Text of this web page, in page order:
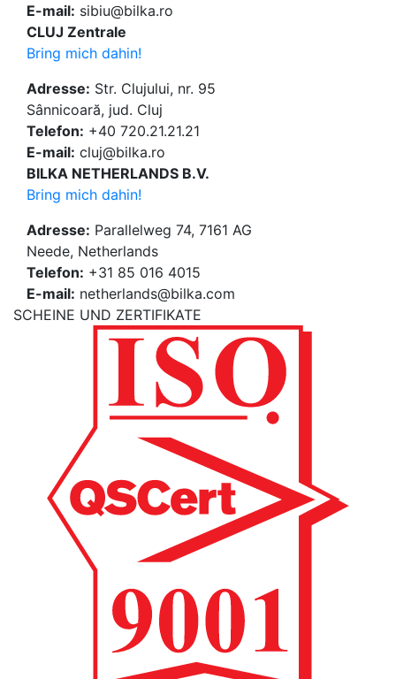
E-mail: sibiu@bilka.ro
CLUJ Zentrale
Bring mich dahin!
Adresse: Str. Clujului, nr. 95
Sânnicoară, jud. Cluj
Telefon: +40 720.21.21.21
E-mail: cluj@bilka.ro
BILKA NETHERLANDS B.V.
Bring mich dahin!
Adresse: Parallelweg 74, 7161 AG
Neede, Netherlands
Telefon: +31 85 016 4015
E-mail: netherlands@bilka.com
SCHEINE UND ZERTIFIKATE